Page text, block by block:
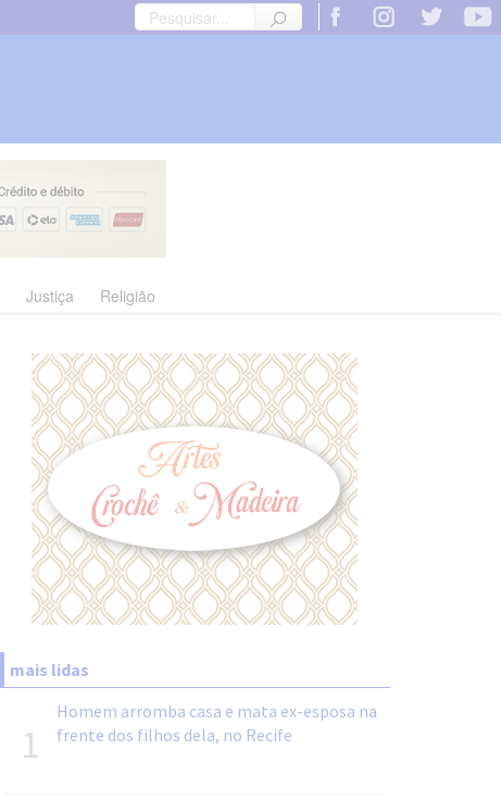
Justiça Religião
mais lidas
1
Homem arromba casa e mata ex-esposa na
frente dos filhos dela, no Recife